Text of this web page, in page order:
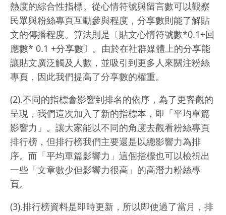
熱度的綜合性指標。從心情符號與留言數可以觀察
民眾與粉絲專頁互動參與程度，分享數則能了解貼
文的傳播程度。算法則是〔貼文心情符號數*0.1+回
應數* 0.1 +分享數〕。由於在社群媒體上的分享能
讓貼文廣泛觸及人數，並吸引到更多人來關注粉絲
專頁，因此我們提高了分享數的權重。
(2).不同的指標會影響到排名的依序，為了更客觀的
呈現，我們這次加入了新的指標本，即「平均單篇
影響力」。讓大家能以不同的角度去觀看粉絲專頁
排行榜，但排行榜我們主要還是以總影響力為排
序。而「平均單篇影響力」這個指標也可以檢視出
一些「文章數少但影響力很高」的高潛力粉絲專
頁。
(3).排行榜資料是即時更新，所以即使過了當月，排